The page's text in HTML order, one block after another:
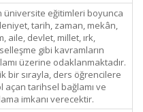
üniversite eğitimleri boyunca
tarih, zaman, mekân,
aile, devlet, millet, ırk,
gibi kavramların
üzerine odaklanmaktadır.
bir sırayla, ders öğrencilere
açan tarihsel bağlamı ve
imkanı verecektir.